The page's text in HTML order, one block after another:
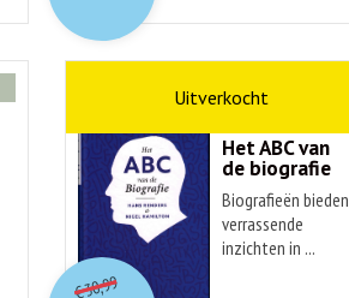
Het ABC van
de biografie
Biografieën bieden
verrassende
inzichten in ...
€30,99O
orspr
onkelijke
Huidige